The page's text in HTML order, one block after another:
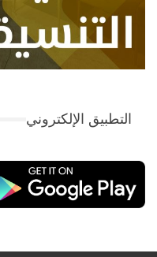
التطبيق الإلكتروني